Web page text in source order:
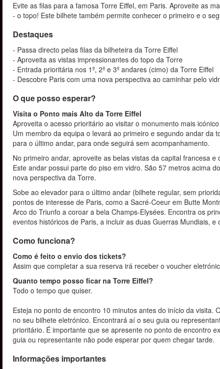
Evite as filas para a famosa Torre Eiffel, em Paris. Aproveite as
- o topo! Este bilhete também permite conhecer o primeiro e o
Destaques
- Passa directo pelas filas da bilheteira da Torre Eiffel
- Aproveita as vistas impressionantes do topo da Torre
- Entrada prioritária nos 1º, 2º e 3º andares (cimo) da Torre Eiffel
- Descobre Paris com uma nova perspectiva ao caminhar pelo
O que posso esperar?
Visita o Ponto mais Alto da Torre Eiffel
Aproveita o acesso prioritário ao visitar o monumento mais
Um membro da equipa o levará ao primeiro e segundo andar
para o último andar, para onde seguirá sem acompanhamento.
No primeiro andar, aproveite as belas vistas da capital francesa
Este andar possui parte do piso em vidro. São 57 metros acima
nova perspectiva da Torre.
Sobe ao elevador para o último andar (bilhete regular, sem
pontos de interesse de Paris, como a Sacré-Coeur em Butte
Arco do Triunfo a coroar a bela Champs-Elysées. Encontra os
eventos históricos de Paris, a incluir as duas Guerras Mundiais,
Como funciona?
Como é feito o envio dos tickets?
Assim que completar a sua reserva irá receber o voucher
Quanto tempo posso ficar na Torre Eiffel?
Todo o tempo que quiser.
Esteja no ponto de encontro 10 minutos antes do início da visita.
no seu bilhete eletrónico. Encontrará aí o seu guia ou
prioritário. É importante que se apresente no ponto de encontro
guia ou representante não pode esperar por quem chegar tarde.
Informações importantes